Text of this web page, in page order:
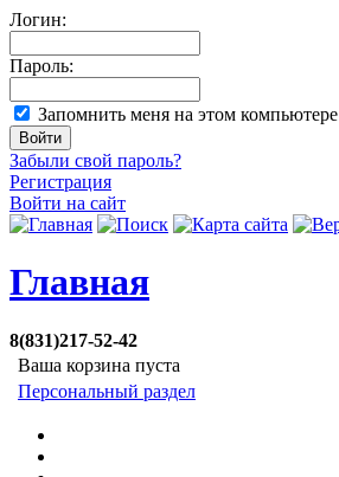
Логин:
Пароль:
Запомнить меня на этом компьютере
Забыли свой пароль?
Регистрация
Войти на сайт
Главная
8(831)217-52-42
Ваша корзина пуста
Персональный раздел